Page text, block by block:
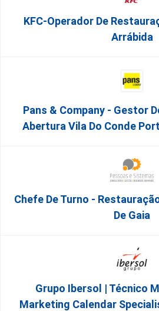
KFC-Operador De
Arrábida
Pans & Company - Gestor
Abertura Vila Do Conde
Chefe De Turno -
De Gaia
Grupo Ibersol | Técnico
Marketing Calendar